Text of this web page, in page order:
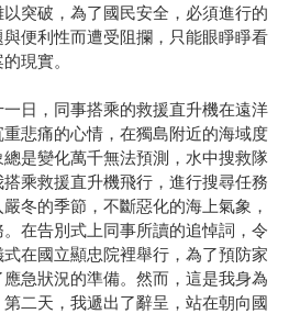
突破，為了國民安全，必須進行的
便利性而遭受阻攔，只能眼睜睜看
現實。
日，同事搭乘的救援直升機在遠洋
悲痛的心情，在獨島附近的海域度
是變化萬千無法預測，水中搜救隊
乘救援直升機飛行，進行搜尋任務
冬的季節，不斷惡化的海上氣象，
在告別式上同事所讀的追悼詞，令
在國立顯忠院裡舉行，為了預防家
急狀況的準備。然而，這是我身為
二天，我遞出了辭呈，站在朝向國